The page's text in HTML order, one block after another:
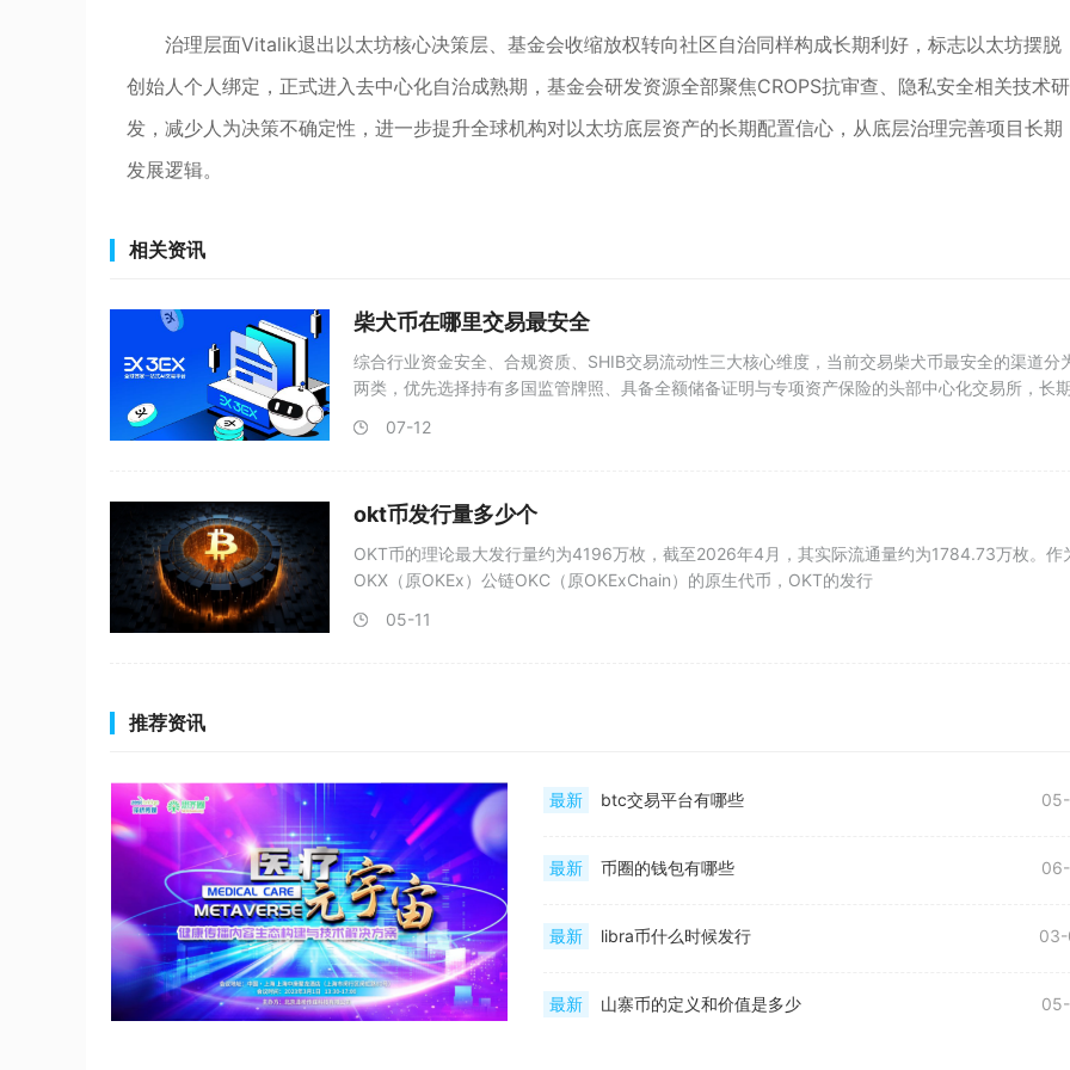
治理层面Vitalik退出以太坊核心决策层、基金会收缩放权转向社区自治同样构成长期利好，标志以太坊摆脱
创始人个人绑定，正式进入去中心化自治成熟期，基金会研发资源全部聚焦CROPS抗审查、隐私安全相关技术研
发，减少人为决策不确定性，进一步提升全球机构对以太坊底层资产的长期配置信心，从底层治理完善项目长期
发展逻辑。
相关资讯
柴犬币在哪里交易最安全
综合行业资金安全、合规资质、SHIB交易流动性三大核心维度，当前交易柴犬币最安全的渠道分
两类，优先选择持有多国监管牌照、具备全额储备证明与专项资产保险的头部中心化交易所，长
07-12
okt币发行量多少个
OKT币的理论最大发行量约为4196万枚，截至2026年4月，其实际流通量约为1784.73万枚。作
OKX（原OKEx）公链OKC（原OKExChain）的原生代币，OKT的发行
05-11
推荐资讯
最新 btc交易平台有哪些
最新 币圈的钱包有哪些
最新 libra币什么时候发行
最新 山寨币的定义和价值是多少